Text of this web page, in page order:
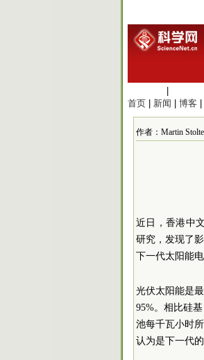
首页
新闻 博客
作者：Martin
近日，香港中
研究，发现了
下一代太阳能
光伏太阳能是
95%。相比硅
池每千瓦小时
认为是下一代的